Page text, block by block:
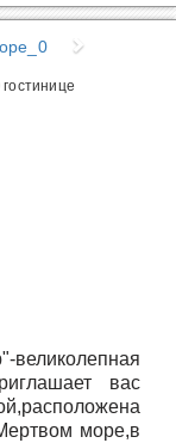
вас
море,в